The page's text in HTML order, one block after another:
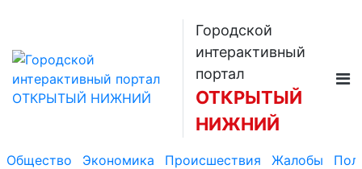
Городской
интерактивный
портал
ОТКРЫТЫЙ
НИЖНИЙ
Общество Экономика Происшествия Жалобы